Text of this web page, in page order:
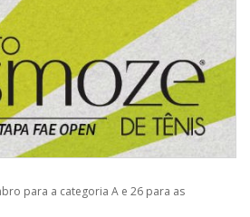
para a categoria A e 26 para as